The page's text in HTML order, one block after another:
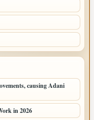
causing Adani
in 2026